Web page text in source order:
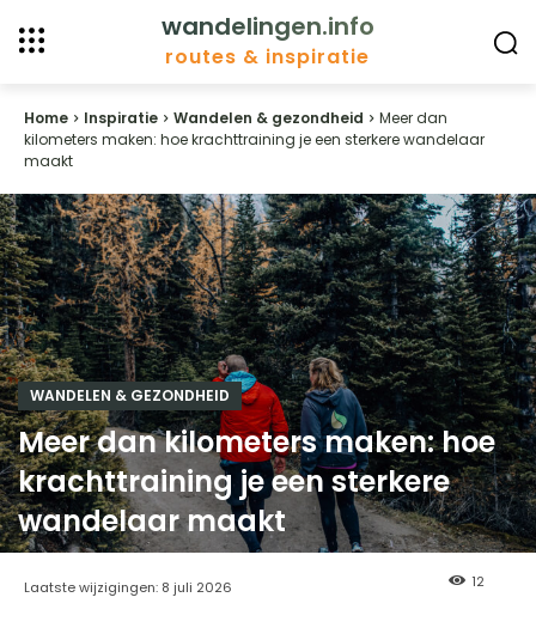
wandelingen.info
routes & inspiratie
Home Inspiratie Wandelen & gezondheid
Meer dan
kilometers maken: hoe krachttraining je een sterkere wandelaar
maakt
WANDELEN & GEZONDHEID
Meer dan kilometers maken: hoe
krachttraining je een sterkere
wandelaar maakt
Laatste wijzigingen: 8 juli 2026 12